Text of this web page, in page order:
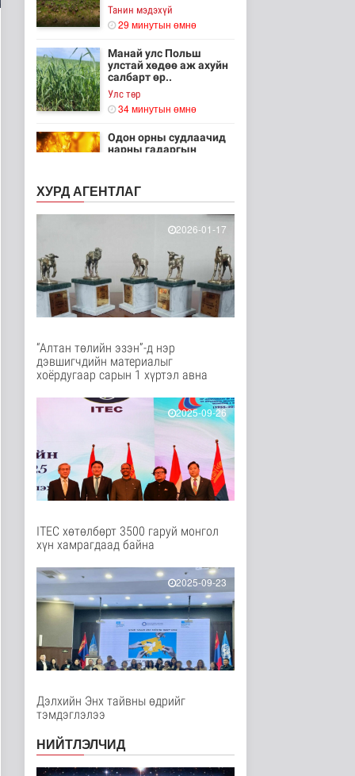
Танин мэдэхүй
29 минутын өмнө
Манай улс Польш
улстай хөдөө аж ахуйн
салбарт өр..
Улс төр
34 минутын өмнө
Одон орны судлаачид
нарны гадаргын
38 минутын өмнө
Л.Энх-Амгалан
Улс төр
42 минутын өмнө
Б.Сэмжидмаа:
Зөвшөөрлийн шинжтэй
Нийгэм 1 цагийн өмнө
Төмөр замчдын
мэргэжлийн өдөрт
зориулсан баяр на..
1 цаг 19 минутын өмнө
АИ-92 авсан 7000 гаруй
иргэн тухайн өдрөө
дахин ..
2 цаг 43 минутын өмнө
Автомашины улсын
дугаар сондгой тоогоор
төгссөн ..
Нийгэм
3 цаг 48 минутын өмнө
УБЦТС: Өнөөдөр
цахилгаан шугам
тоноглолд хийгдэх..
3 цаг 52 минутын өмнө
30 хэм дулаан
ХУРД АГЕНТЛАГ
2026-01-17
“Алтан төлийн эзэн”-д нэр
дэвшигчдийн материалыг
хоёрдугаар сарын 1 хүртэл авна
2025-09-26
ITEC хөтөлбөрт 3500 гаруй монгол
хүн хамрагдаад байна
2025-09-23
Дэлхийн Энх тайвны өдрийг
тэмдэглэлээ
НИЙТЛЭЛЧИД